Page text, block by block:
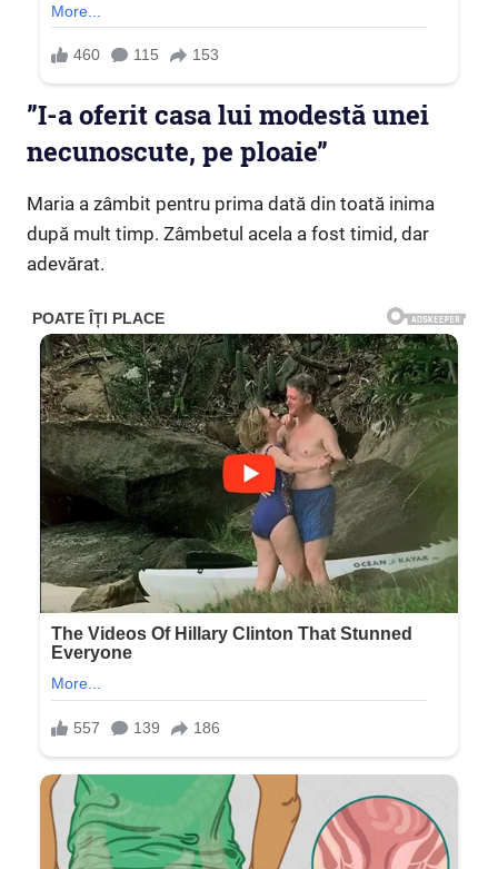
”I-a oferit casa lui modestă unei
necunoscute, pe ploaie”
Maria a zâmbit pentru prima dată din toată inima
după mult timp. Zâmbetul acela a fost timid, dar
adevărat.